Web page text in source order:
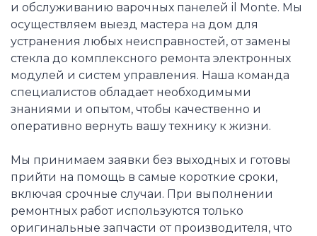
и обслуживанию варочных панелей il Monte. Мы
осуществляем выезд мастера на дом для
устранения любых неисправностей, от замены
стекла до комплексного ремонта электронных
модулей и систем управления. Наша команда
специалистов обладает необходимыми
знаниями и опытом, чтобы качественно и
оперативно вернуть вашу технику к жизни.
Мы принимаем заявки без выходных и готовы
прийти на помощь в самые короткие сроки,
включая срочные случаи. При выполнении
ремонтных работ используются только
оригинальные запчасти от производителя, что